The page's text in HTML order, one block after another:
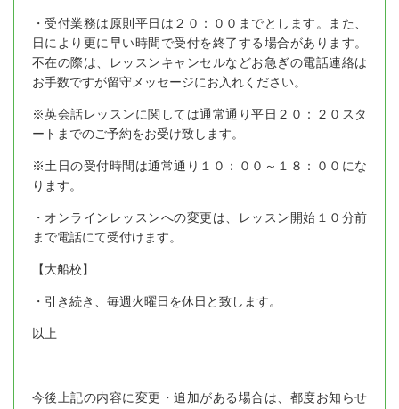
・受付業務は原則平日は２０：００までとします。また、
日により更に早い時間で受付を終了する場合があります。
不在の際は、レッスンキャンセルなどお急ぎの電話連絡は
お手数ですが留守メッセージにお入れください。
※英会話レッスンに関しては通常通り平日２０：２０スタ
ートまでのご予約をお受け致します。
※土日の受付時間は通常通り１０：００～１８：００にな
ります。
・オンラインレッスンへの変更は、レッスン開始１０分前
まで電話にて受付けます。
【大船校】
・引き続き、毎週火曜日を休日と致します。
以上
今後上記の内容に変更・追加がある場合は、都度お知らせ